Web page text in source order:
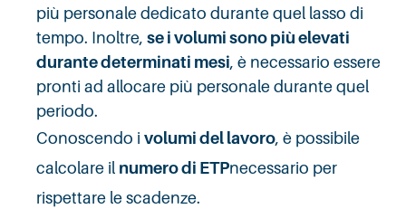
più personale dedicato durante quel lasso di
tempo. Inoltre, se i volumi sono più elevati
durante determinati mesi, è necessario essere
pronti ad allocare più personale durante quel
periodo.
Conoscendo i volumi del lavoro, è possibile
calcolare il numero di ETPnecessario per
rispettare le scadenze.